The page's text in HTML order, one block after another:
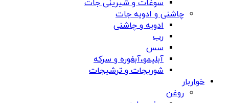
سوغات و شیرینی جات
چاشنی و ادویه جات
ادویه و چاشنی
رب
سس
آبلیمو،آبغوره و سرکه
شوریجات و ترشیجات
خواربار
روغن